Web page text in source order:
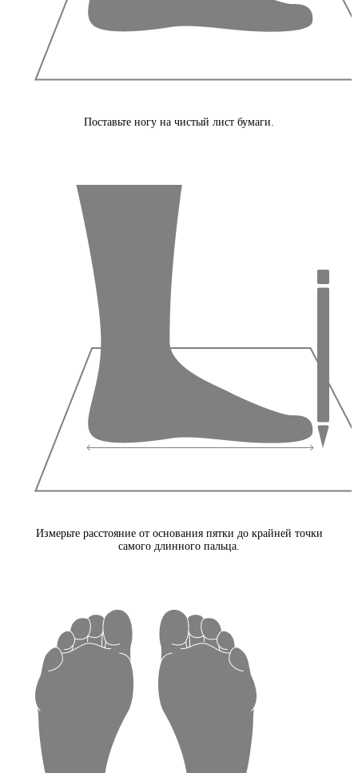
Поставьте ногу на чистый лист бумаги.
Измерьте расстояние от основания пятки до крайней точки
самого длинного пальца.